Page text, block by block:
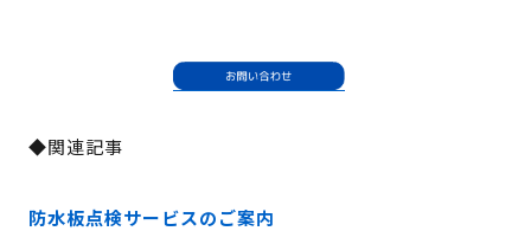
◆関連記事
防水板点検サービスのご案内